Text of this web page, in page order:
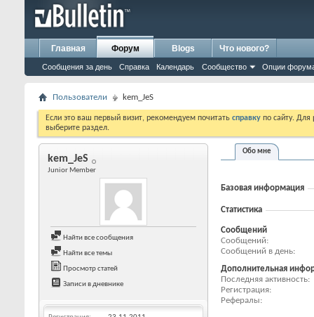
Главная Форум
Сообщения за день Справка Календарь Сообщество Опции
Blogs Что нового?
Пользователи kem_JeS
Если это ваш первый визит, рекомендуем почитать справку по сайту.
выберите раздел.
kem_JeS
Junior Member
Найти все сообщения
Найти все темы
Просмотр статей
Записи в дневнике
Обо мне
Базовая информация
Статистика
Сообщений
Сообщений
Сообщений в день
Дополнительная
Последняя активность
Регистрация
Рефералы